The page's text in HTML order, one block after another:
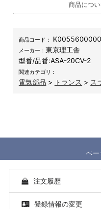
商品につ
商品コード：
メーカー：東京理工舎
型番/品番:ASA-20CV-2
関連カテゴリ：
電気部品 > トランス > ス
ペ
注文履歴
登録情報の変更